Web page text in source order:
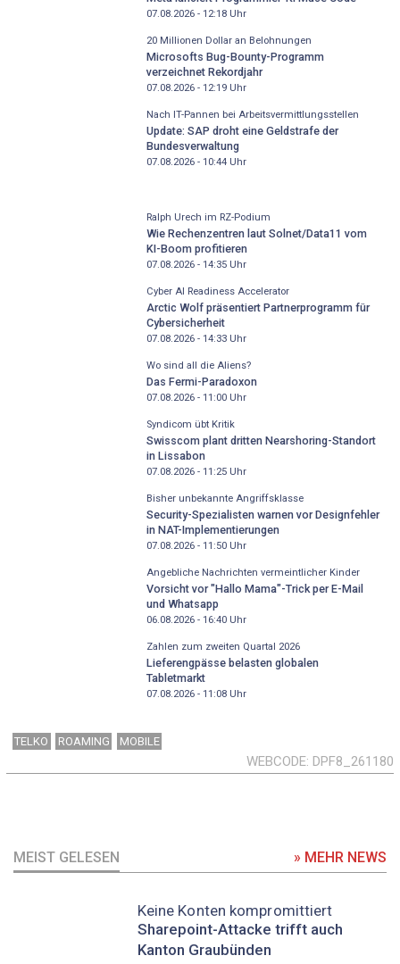
07.08.2026 - 12:18Uhr
20 Millionen Dollar an Belohnungen
Microsofts Bug-Bounty-Programm
verzeichnet Rekordjahr
07.08.2026 - 12:19Uhr
Nach IT-Pannen bei Arbeitsvermittlungsstellen
Update: SAP droht eine Geldstrafe der
Bundesverwaltung
07.08.2026 - 10:44Uhr
Ralph Urech im RZ-Podium
Wie Rechenzentren laut Solnet/Data11 vom
KI-Boom profitieren
07.08.2026 - 14:35Uhr
Cyber AI Readiness Accelerator
Arctic Wolf präsentiert Partnerprogramm für
Cybersicherheit
07.08.2026 - 14:33Uhr
Wo sind all die Aliens?
Das Fermi-Paradoxon
07.08.2026 - 11:00Uhr
Syndicom übt Kritik
Swisscom plant dritten Nearshoring-Standort
in Lissabon
07.08.2026 - 11:25Uhr
Bisher unbekannte Angriffsklasse
Security-Spezialisten warnen vor Designfehler
in NAT-Implementierungen
07.08.2026 - 11:50Uhr
Angebliche Nachrichten vermeintlicher Kinder
Vorsicht vor "Hallo Mama"-Trick per E-Mail
und Whatsapp
06.08.2026 - 16:40Uhr
Zahlen zum zweiten Quartal 2026
Lieferengpässe belasten globalen
Tabletmarkt
07.08.2026 - 11:08Uhr
TELKO ROAMING MOBILE
WEBCODE DPF8_261180
MEIST GELESEN » MEHR NEWS
Keine Konten kompromittiert
Sharepoint-Attacke trifft auch
Kanton Graubünden